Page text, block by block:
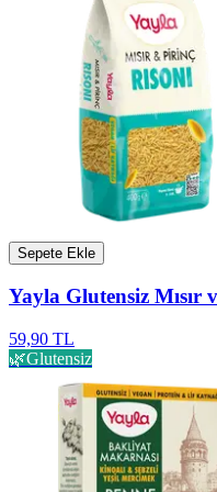
Sepete Ekle
Yayla Glutensiz Mısır
59,90 TL
🌿Glutensiz